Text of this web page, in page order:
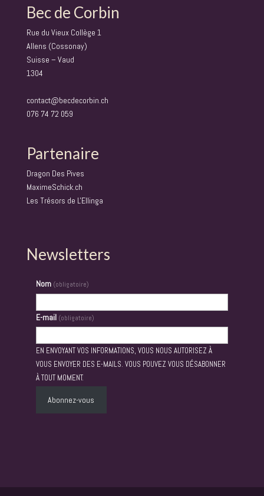
Bec de Corbin
Rue du Vieux Collège 1
Allens (Cossonay)
Suisse – Vaud
1304
contact@becdecorbin.ch
076 74 72 059
Partenaire
Dragon Des Pives
MaximeSchick.ch
Les Trésors de L'Ellinga
Newsletters
Nom (obligatoire)
E-mail (obligatoire)
EN ENVOYANT VOS INFORMATIONS, VOUS NOUS AUTORISEZ À
VOUS ENVOYER DES E-MAILS. VOUS POUVEZ VOUS DÉSABONNER
À TOUT MOMENT.
Abonnez-vous